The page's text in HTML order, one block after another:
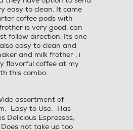
f
il
es
bi
easy to clean. It came
coffee pods with
is very good, can
follow direction. Its one
easy to clean and
and milk frother , i
flavorful coffee at my
this combo.
assortment of
Easy to Use, Has
Delicious Espressos,
Does not take up too